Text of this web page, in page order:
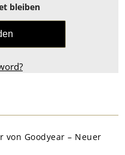
bleiben
von Goodyear – Neuer